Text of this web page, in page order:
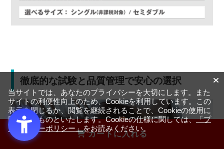
カートに入れる
徹底的な試験と品質管理で安心の選択
当サイトでは、あなたのプライバシーを大切にします。また
サイトの利便性向上のため、Cookieを利用しています。この
表示を閉じるか、閲覧を継続されることで、Cookieの使用に
同意するものといたします。Cookieの仕様に関しては、「プ
ライバシーポリシー」をお読みください。